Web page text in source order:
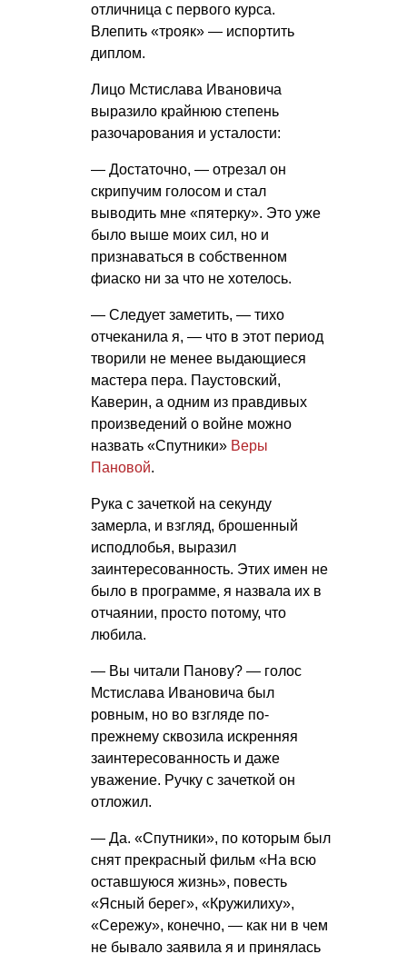
отличница с первого курса.
Влепить «трояк» — испортить
диплом.
Лицо Мстислава Ивановича
выразило крайнюю степень
разочарования и усталости:
— Достаточно, — отрезал он
скрипучим голосом и стал
выводить мне «пятерку». Это уже
было выше моих сил, но и
признаваться в собственном
фиаско ни за что не хотелось.
— Следует заметить, — тихо
отчеканила я, — что в этот период
творили не менее выдающиеся
мастера пера. Паустовский,
Каверин, а одним из правдивых
произведений о войне можно
назвать «Спутники» Веры
Пановой.
Рука с зачеткой на секунду
замерла, и взгляд, брошенный
исподлобья, выразил
заинтересованность. Этих имен не
было в программе, я назвала их в
отчаянии, просто потому, что
любила.
— Вы читали Панову? — голос
Мстислава Ивановича был
ровным, но во взгляде по-
прежнему сквозила искренняя
заинтересованность и даже
уважение. Ручку с зачеткой он
отложил.
— Да. «Спутники», по которым был
снят прекрасный фильм «На всю
оставшуюся жизнь», повесть
«Ясный берег», «Кружилиху»,
«Сережу», конечно, — как ни в чем
не бывало заявила я и принялась